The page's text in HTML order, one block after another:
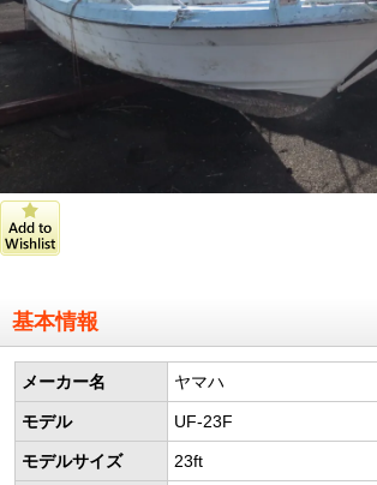
基本情報
メーカー名 ヤマハ
モデル UF-23F
モデルサイズ 23ft